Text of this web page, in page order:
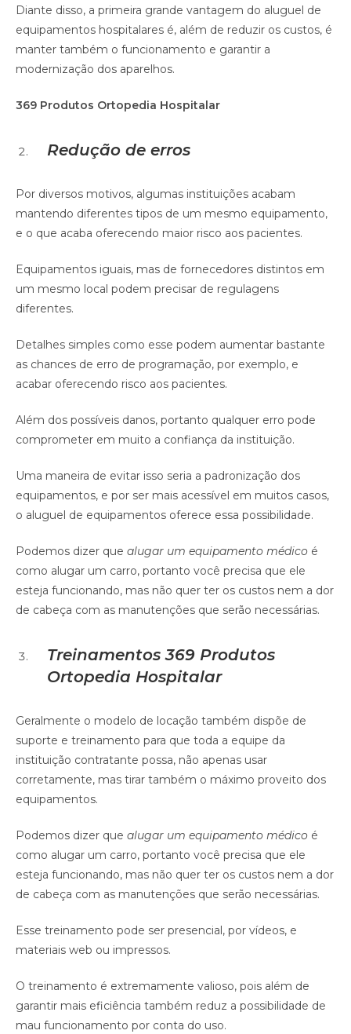
Diante disso, a primeira grande vantagem do aluguel de
equipamentos hospitalares é, além de reduzir os custos, é
manter também o funcionamento e garantir a
modernização dos aparelhos.
369 Produtos Ortopedia Hospitalar
Redução de erros
Por diversos motivos, algumas instituições acabam
mantendo diferentes tipos de um mesmo equipamento,
e o que acaba oferecendo maior risco aos pacientes.
Equipamentos iguais, mas de fornecedores distintos em
um mesmo local podem precisar de regulagens
diferentes.
Detalhes simples como esse podem aumentar bastante
as chances de erro de programação, por exemplo, e
acabar oferecendo risco aos pacientes.
Além dos possíveis danos, portanto qualquer erro pode
comprometer em muito a confiança da instituição.
Uma maneira de evitar isso seria a padronização dos
equipamentos, e por ser mais acessível em muitos casos,
o aluguel de equipamentos oferece essa possibilidade.
Podemos dizer que alugar um equipamento médico é
como alugar um carro, portanto você precisa que ele
esteja funcionando, mas não quer ter os custos nem a dor
de cabeça com as manutenções que serão necessárias.
Treinamentos369 Produtos
Ortopedia Hospitalar
Geralmente o modelo de locação também dispõe de
suporte e treinamento para que toda a equipe da
instituição contratante possa, não apenas usar
corretamente, mas tirar também o máximo proveito dos
equipamentos.
Podemos dizer que alugar um equipamento médico é
como alugar um carro, portanto você precisa que ele
esteja funcionando, mas não quer ter os custos nem a dor
de cabeça com as manutenções que serão necessárias.
Esse treinamento pode ser presencial, por vídeos, e
materiais web ou impressos.
O treinamento é extremamente valioso, pois além de
garantir mais eficiência também reduz a possibilidade de
mau funcionamento por conta do uso.